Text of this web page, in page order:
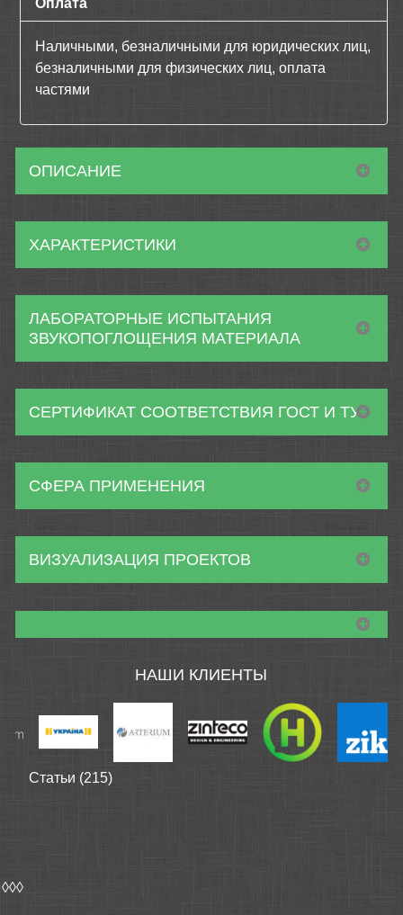
Наличными, безналичными для юридических лиц,
безналичными для физических лиц, оплата
частями
ОПИСАНИЕ
ХАРАКТЕРИСТИКИ
ЛАБОРАТОРНЫЕ ИСПЫТАНИЯ
ЗВУКОПОГЛОЩЕНИЯ МАТЕРИАЛА
СЕРТИФИКАТ СООТВЕТСТВИЯ ГОСТ И ТУ
СФЕРА ПРИМЕНЕНИЯ
ВИЗУАЛИЗАЦИЯ ПРОЕКТОВ
НАШИ КЛИЕНТЫ
Статьи (215)
◊◊◊